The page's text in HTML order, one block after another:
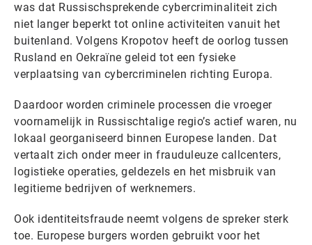
was dat Russischsprekende cybercriminaliteit zich
niet langer beperkt tot online activiteiten vanuit het
buitenland. Volgens Kropotov heeft de oorlog tussen
Rusland en Oekraïne geleid tot een fysieke
verplaatsing van cybercriminelen richting Europa.
Daardoor worden criminele processen die vroeger
voornamelijk in Russischtalige regio’s actief waren, nu
lokaal georganiseerd binnen Europese landen. Dat
vertaalt zich onder meer in frauduleuze callcenters,
logistieke operaties, geldezels en het misbruik van
legitieme bedrijven of werknemers.
Ook identiteitsfraude neemt volgens de spreker sterk
toe. Europese burgers worden gebruikt voor het